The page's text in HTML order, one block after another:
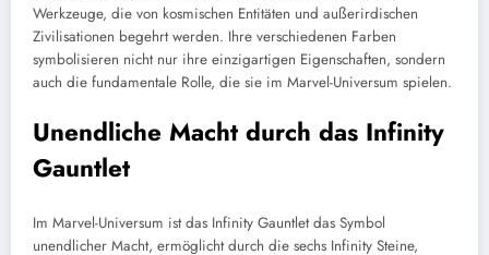
Werkzeuge, die von kosmischen Entitäten und außerirdischen
Zivilisationen begehrt werden. Ihre verschiedenen Farben
symbolisieren nicht nur ihre einzigartigen Eigenschaften, sondern
auch die fundamentale Rolle, die sie im Marvel-Universum spielen.
Unendliche Macht durch das Infinity
Gauntlet
Im Marvel-Universum ist das Infinity Gauntlet das Symbol
unendlicher Macht, ermöglicht durch die sechs Infinity Steine,